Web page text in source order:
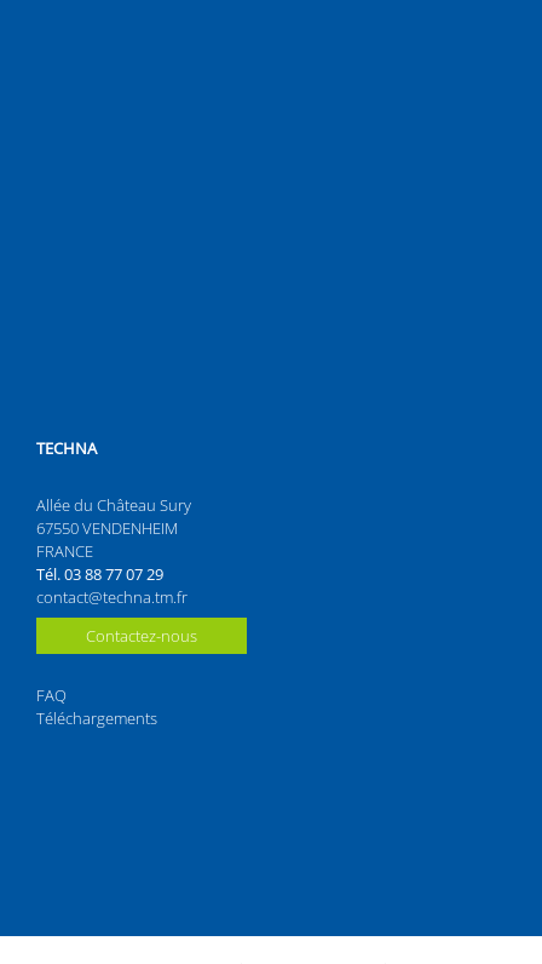
TECHNA
Allée du Château Sury
67550 VENDENHEIM
FRANCE
Tél. 03 88 77 07 29
contact@techna.tm.fr
Contactez-nous
FAQ
Téléchargements